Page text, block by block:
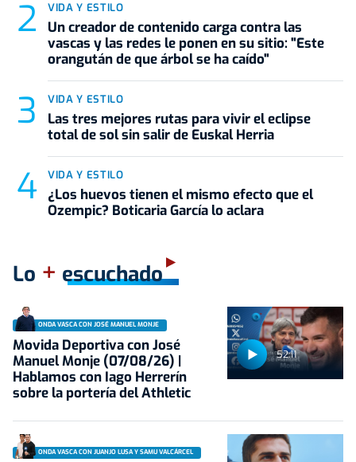
VIDA Y ESTILO
Un creador de contenido carga contra las
vascas y las redes le ponen en su sitio: "Este
orangután de que árbol se ha caído"
VIDA Y ESTILO
Las tres mejores rutas para vivir el eclipse
total de sol sin salir de Euskal Herria
VIDA Y ESTILO
¿Los huevos tienen el mismo efecto que el
Ozempic? Boticaria García lo aclara
Lo + escuchado
52:11
ONDA VASCA CON JOSÉ MANUEL MONJE
Movida Deportiva con José
Manuel Monje (07/08/26) |
Hablamos con Iago Herrerín
sobre la portería del Athletic
ONDA VASCA CON JUANJO LUSA Y SAMU VALCÁRCEL